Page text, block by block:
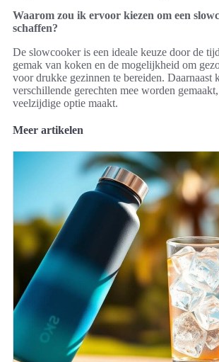
Waarom zou ik ervoor kiezen om een
schaffen?
De slowcooker is een ideale keuze door de
gemak van koken en de mogelijkheid om
voor drukke gezinnen te bereiden. Daarnaast
verschillende gerechten mee worden
veelzijdige optie maakt.
Meer artikelen